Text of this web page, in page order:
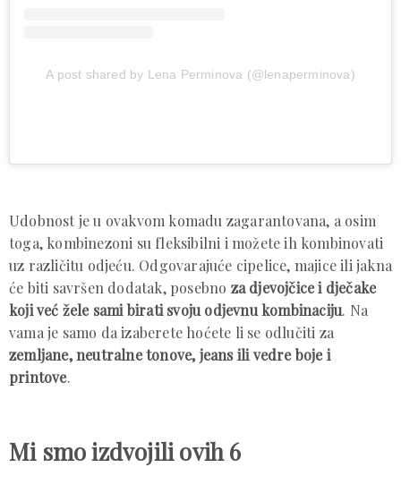
A post shared by Lena Perminova (@lenaperminova)
Udobnost je u ovakvom komadu zagarantovana, a osim
toga, kombinezoni su fleksibilni i možete ih kombinovati
uz različitu odjeću. Odgovarajuće cipelice, majice ili jakna
će biti savršen dodatak, posebno za djevojčice i dječake
koji već žele sami birati svoju odjevnu kombinaciju. Na
vama je samo da izaberete hoćete li se odlučiti za
zemljane, neutralne tonove, jeans ili vedre boje i
printove.
Mi smo izdvojili ovih 6